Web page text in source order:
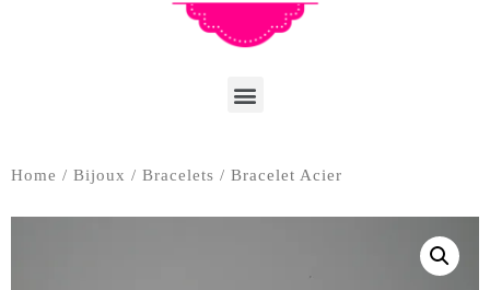
Home / Bijoux / Bracelets / Bracelet Acier